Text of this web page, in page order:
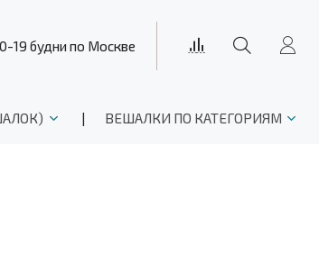
19 будни по Москве
ВЕШАЛКИ ПО КАТЕГОРИЯМ